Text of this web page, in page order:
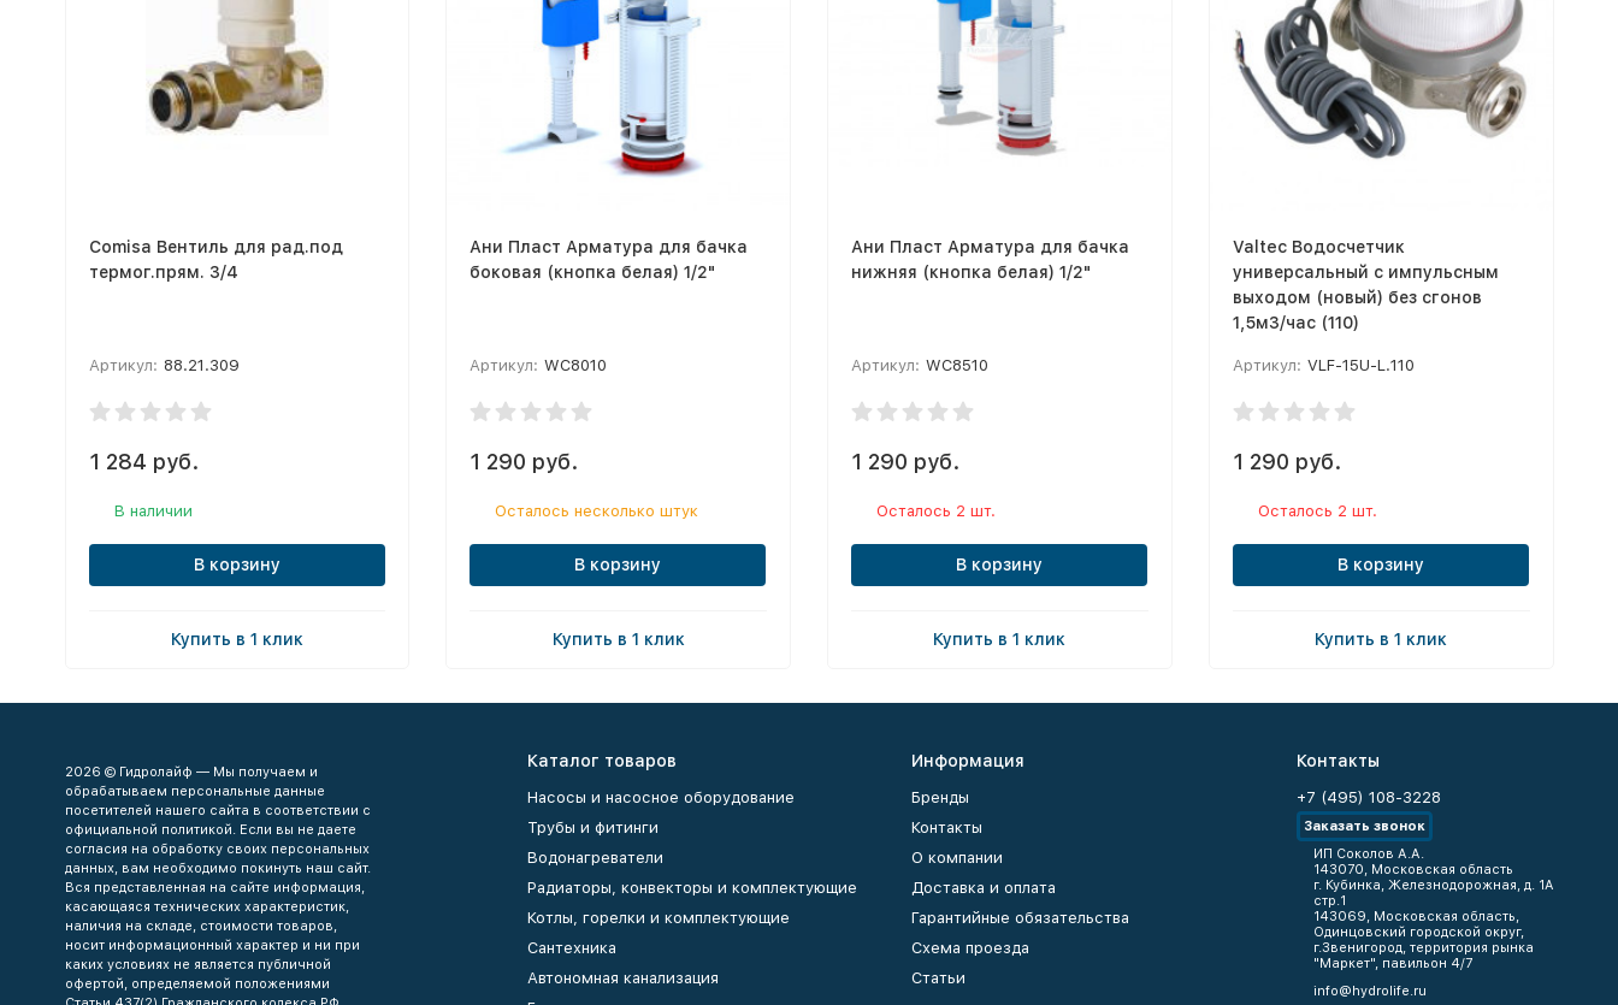
Comisa Вентиль для рад.под
термог.прям. 3/4
Артикул: 88.21.309
1 284 руб.
В наличии
В корзину
Купить в 1 клик
Ани Пласт Арматура для бачка
боковая (кнопка белая) 1/2"
Артикул: WC8010
1 290 руб.
Осталось несколько штук
В корзину
Купить в 1 клик
Ани Пласт Арматура для бачка
нижняя (кнопка белая) 1/2"
Артикул: WC8510
1 290 руб.
Осталось 2 шт.
В корзину
Купить в 1 клик
Valtec Водосчетчик
универсальный с импульсным
выходом (новый) без сгонов
1,5м3/час (110)
Артикул: VLF-15U-L.110
1 290 руб.
Осталось 2 шт.
В корзину
Купить в 1 клик
2026 © Гидролайф — Мы получаем и
обрабатываем персональные данные
посетителей нашего сайта в соответствии с
официальной политикой. Если вы не даете
согласия на обработку своих персональных
данных, вам необходимо покинуть наш сайт.
Вся представленная на сайте информация,
касающаяся технических характеристик,
наличия на складе, стоимости товаров,
носит информационный характер и ни при
каких условиях не является публичной
офертой, определяемой положениями
Каталог товаров
Насосы и насосное оборудование
Трубы и фитинги
Водонагреватели
Радиаторы, конвекторы и комплектующие
Котлы, горелки и комплектующие
Сантехника
Автономная канализация
Информация
Бренды
Контакты
О компании
Доставка и оплата
Гарантийные обязательства
Схема проезда
Статьи
Контакты
+7 (495) 108-3228
Заказать звонок
ИП Соколов А.А.
143070, Московская область
г. Кубинка, Железнодорожная, д. 1А
стр.1
143069, Московская область,
Одинцовский городской округ,
г.Звенигород, территория рынка
"Маркет", павильон 4/7
info@hydrolife.ru